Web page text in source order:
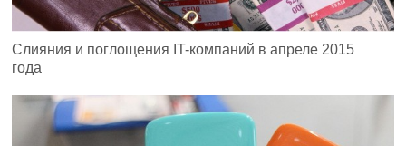
Слияния и поглощения IT-компаний в апреле 2015
года